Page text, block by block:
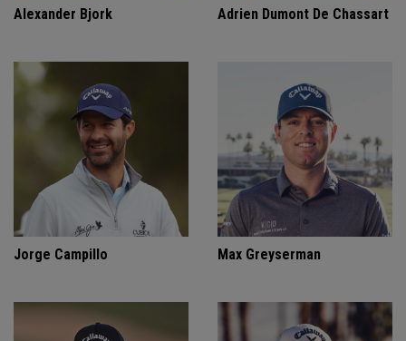
Alexander Bjork Adrien Dumont De Chassart
Jorge Campillo Max Greyserman